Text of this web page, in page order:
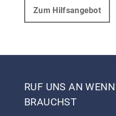
Zum Hilfsangebot
RUF UNS AN
BRAUCHST